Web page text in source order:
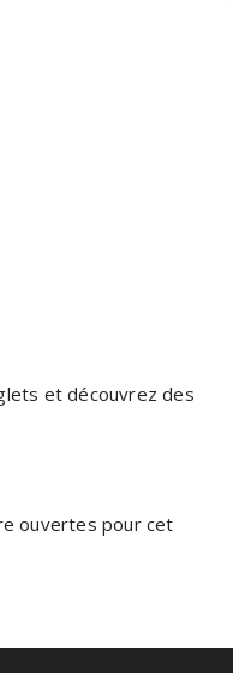
et découvrez des
ouvertes pour cet